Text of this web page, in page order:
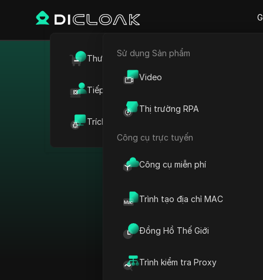
Thương mại điện tử
Tiếp thị liên kết
Trích xuất dữ liệu web
Sử dụng Sản phẩm
Video
Thị trường RPA
Công cụ trực tuyến
Công cụ miễn phí
Trình tạo địa chỉ MAC
Đồng Hồ Thế Giới
Trình kiểm tra Proxy
Vượt qua
Nền tảng
AdMob
Quốc gia
Canada